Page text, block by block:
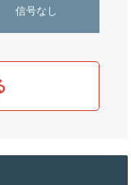
信号なし